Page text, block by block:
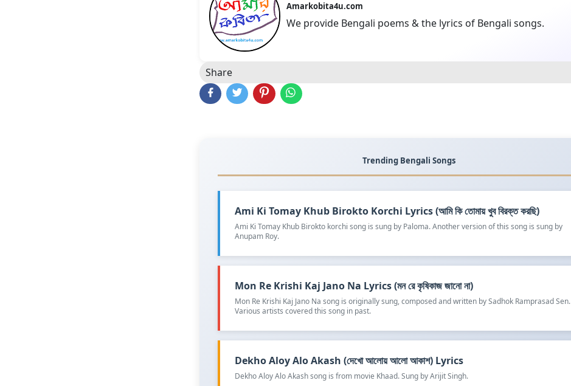
Amarkobita4u.com
We provide Bengali poems & the lyrics of Bengali songs.
Share
Trending Bengali Songs
Ami Ki Tomay Khub Birokto Korchi Lyrics (আমি কি তোমায় খুব বিরক্ত করছি)
Ami Ki Tomay Khub Birokto korchi song is sung by Paloma. Another version of this song is sung by
Anupam Roy.
Mon Re Krishi Kaj Jano Na Lyrics (মন রে কৃষিকাজ জানো না)
Mon Re Krishi Kaj Jano Na song is originally sung, composed and written by Sadhok Ramprasad Sen.
Various artists covered this song in past.
Dekho Aloy Alo Akash (দেখো আলোয় আলো আকাশ) Lyrics
Dekho Aloy Alo Akash song is from movie Khaad. Sung by Arijit Singh.